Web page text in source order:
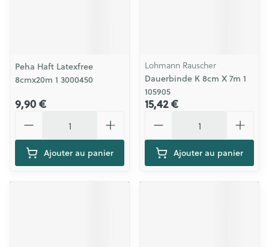
Peha Haft Latexfree
8cmx20m 1 3000450
9,90 €
Ajouter au panier
Lohmann Rauscher
Dauerbinde K 8cm X 7m 1
105905
15,42 €
Ajouter au panier